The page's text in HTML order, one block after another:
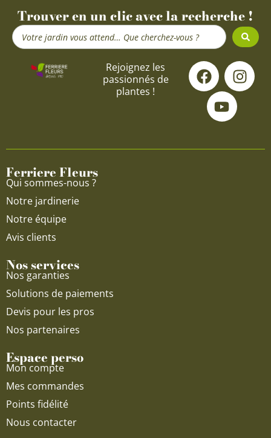
Trouver en un clic avec la recherche !
Search
...
Rejoignez les
passionnés de
plantes !
F
a
c
e
o
I
n
s
g
Y
o
u
t
u
b
Ferriere Fleurs
Qui sommes-nous ?
Notre jardinerie
Notre équipe
Avis clients
Nos services
Nos garanties
Solutions de paiements
Devis pour les pros
Nos partenaires
Espace perso
Mon compte
Mes commandes
Points fidélité
Nous contacter